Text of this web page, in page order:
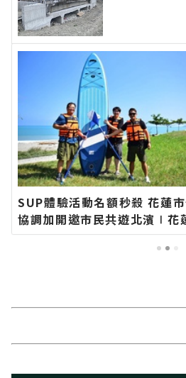
SUP體驗活動名額秒殺 花蓮
協調加開邀市民共遊北濱∣花
聞網官方網站各類新聞－最快
今日新聞報導 最新的在地資訊